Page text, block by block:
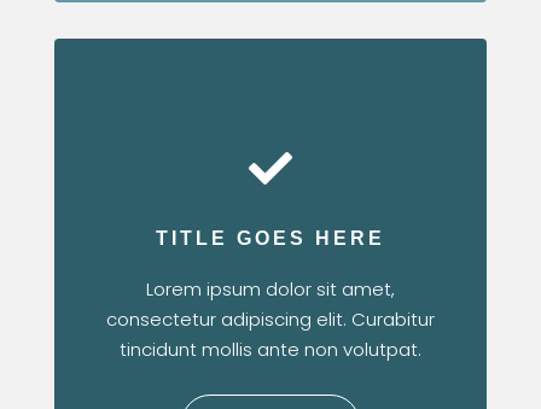

TITLE GOES HERE
Lorem ipsum dolor sit amet,
consectetur adipiscing elit. Curabitur
tincidunt mollis ante non volutpat.